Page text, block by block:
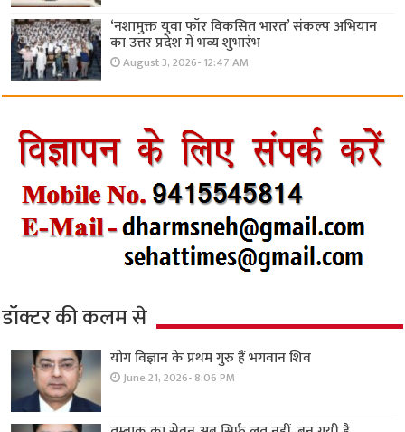
‘नशामुक्त युवा फॉर विकसित भारत’ संकल्प अभियान
का उत्तर प्रदेश में भव्य शुभारंभ
August 3, 2026- 12:47 AM
डॉक्टर की कलम से
योग विज्ञान के प्रथम गुरु हैं भगवान शिव
June 21, 2026- 8:06 PM